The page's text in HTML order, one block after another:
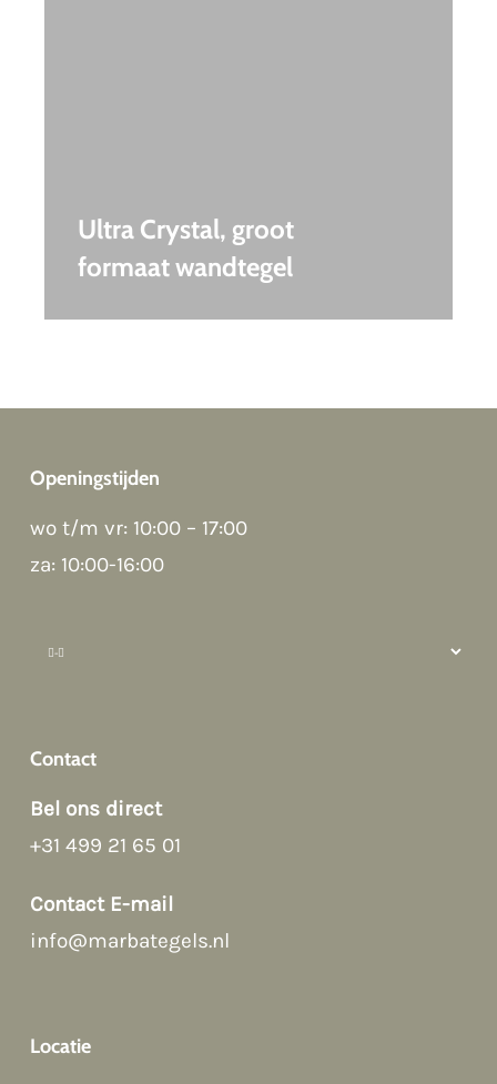
Ultra Crystal, groot
formaat wandtegel
Openingstijden
wo t/m vr: 10:00 – 17:00
za: 10:00-16:00
Contact
Bel ons direct
+31 499 21 65 01
Contact E-mail
info@marbategels.nl
Locatie
Good morning 👋
Hoi! Kunnen we ergens bij helpen?
Contact Form